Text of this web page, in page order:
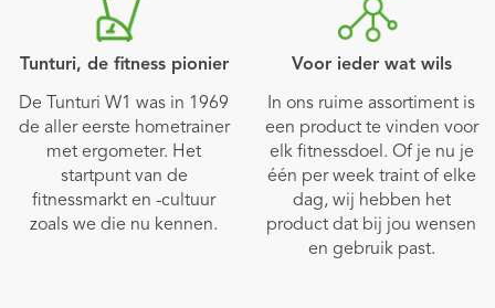
Tunturi, de fitness pionier
De Tunturi W1 was in 1969
de aller eerste hometrainer
met ergometer. Het
startpunt van de
fitnessmarkt en -cultuur
zoals we die nu kennen.
Voor ieder wat wils
In ons ruime assortiment is
een product te vinden voor
elk fitnessdoel. Of je nu je
één per week traint of elke
dag, wij hebben het
product dat bij jou wensen
en gebruik past.